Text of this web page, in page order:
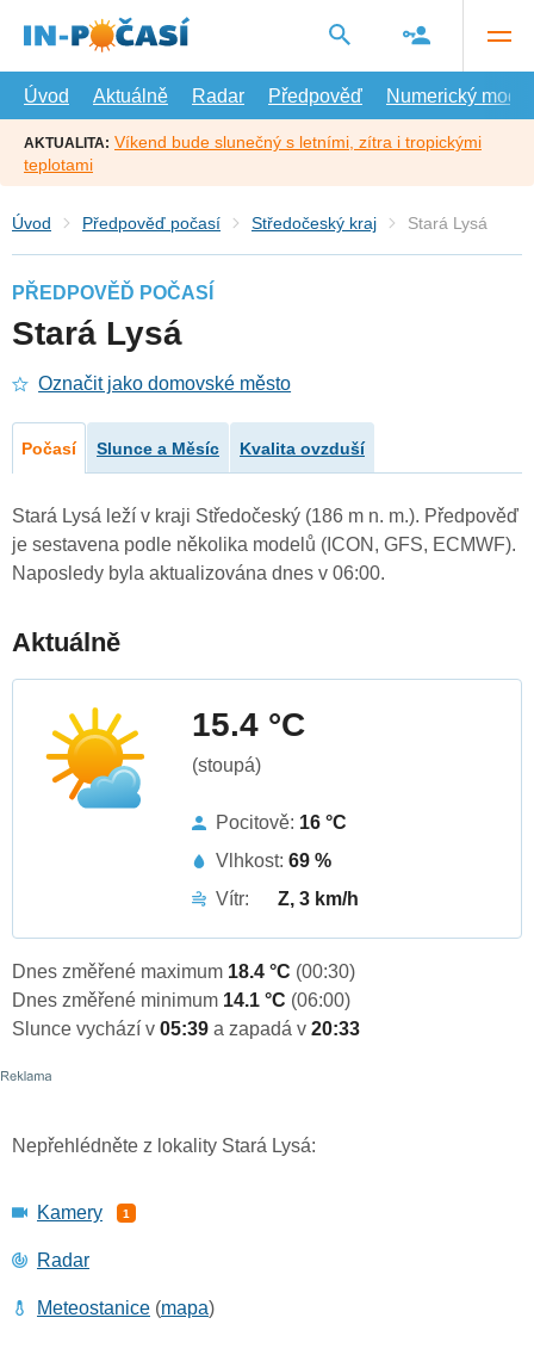
hlavní
Úvod
Aktuálně Radar Předpověď Numerický model
AKTUALITA: Víkend bude slunečný s letními, zítra i tropickými
teplotami
Úvod Předpověď počasí Středočeský kraj Stará Lysá
PŘEDPOVĚĎ POČASÍ
Stará Lysá
Označit jako domovské město
Počasí Slunce a Měsíc Kvalita ovzduší
Stará Lysá leží v kraji Středočeský (186 m n. m.). Předpověď
je sestavena podle několika modelů (ICON, GFS, ECMWF).
Naposledy byla aktualizována dnes v 06:00.
Aktuálně
15.4 °C
(stoupá)
Pocitově: 16 °C
Vlhkost: 69 %
Vítr:
Z, 3 km/h
Dnes změřené maximum 18.4 °C (00:30)
Dnes změřené minimum 14.1 °C (06:00)
Slunce vychází v 05:39 a zapadá v 20:33
Nepřehlédněte z lokality Stará Lysá:
Kamery 1
Radar
Meteostanice (mapa)